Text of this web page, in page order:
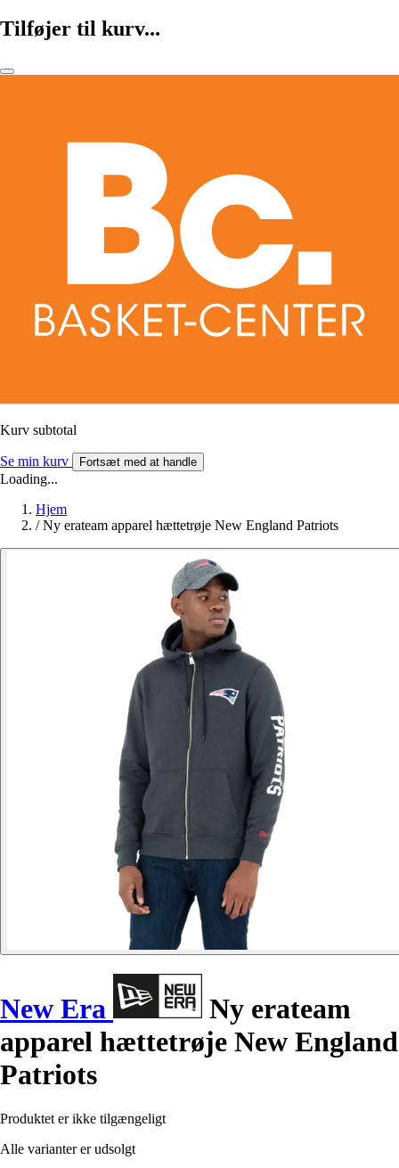
Tilføjer til kurv...
Kurv subtotal
Se min kurv Fortsæt med at handle
Loading...
Hjem
/ Ny erateam apparel hættetrøje New England Patriots
New Era
Ny erateam
apparel hættetrøje New England
Patriots
Produktet er ikke tilgængeligt
Alle varianter er udsolgt